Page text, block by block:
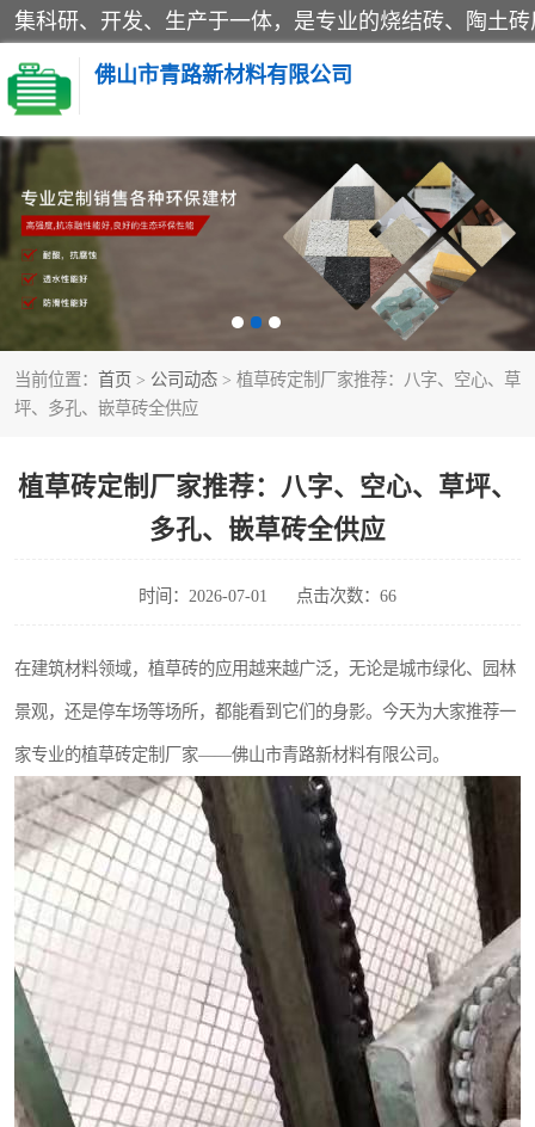
佛山市青路新材料有限公司
当前位置： 首页 > 公司动态 > 植草砖定制厂家推荐：八字、空心、草
坪、多孔、嵌草砖全供应
植草砖定制厂家推荐：八字、空心、草坪、
多孔、嵌草砖全供应
时间：2026-07-01 点击次数：66
在建筑材料领域，植草砖的应用越来越广泛，无论是城市绿化、园林
景观，还是停车场等场所，都能看到它们的身影。今天为大家推荐一
家专业的植草砖定制厂家——佛山市青路新材料有限公司。